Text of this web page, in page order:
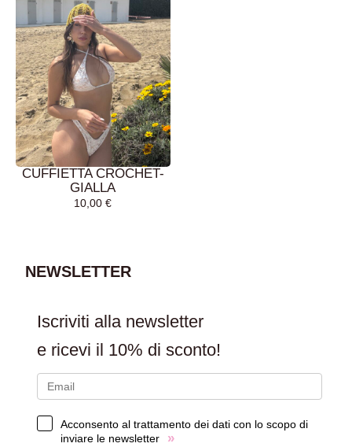
CUFFIETTA CROCHET-
GIALLA
10,00€
NEWSLETTER
Iscriviti alla newsletter
e ricevi il 10% di sconto!
Acconsento al trattamento dei dati con lo scopo di
inviare le newsletter
»